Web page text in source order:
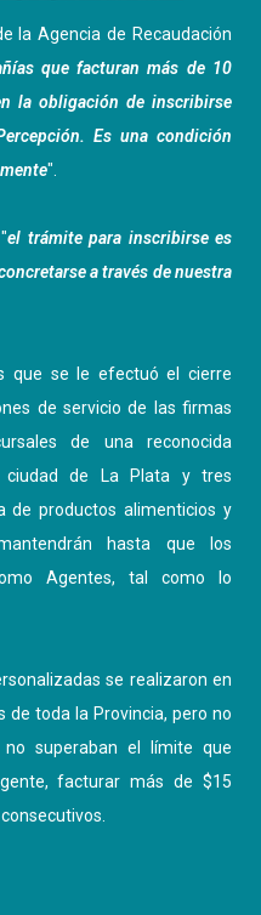
la Agencia de Recaudación
que facturan más de 10
la obligación de inscribirse
Es una condición
".
el trámite para inscribirse es
a través de nuestra
que se le efectuó el cierre
de servicio de las firmas
de una reconocida
ciudad de La Plata y tres
de productos alimenticios y
hasta que los
Agentes, tal como lo
se realizaron en
de toda la Provincia, pero no
superaban el límite que
facturar más de $15